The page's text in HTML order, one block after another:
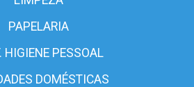
PAPELARIA
HIGIENE PESSOAL
DOMÉSTICAS